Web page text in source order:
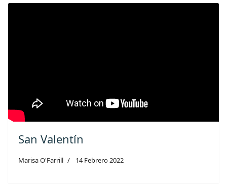
San Valentín
Marisa O'Farrill 14 Febrero 2022